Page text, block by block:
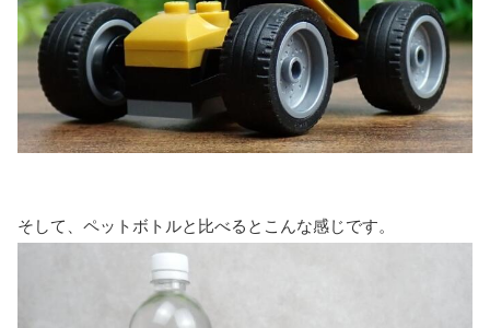
そして、ペットボトルと比べるとこんな感じです。